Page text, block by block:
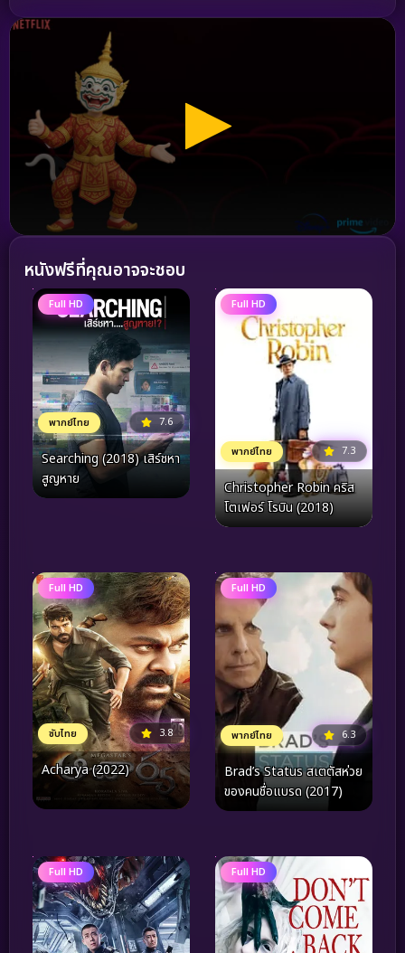
หนังฟรีที่คุณอาจจะชอบ
Full HD
พากย์ไทย 7.6
Searching (2018) เสิร์ชหา
สูญหาย
Full HD
พากย์ไทย 7.3
Christopher Robin คริส
โตเฟอร์ โรบิน (2018)
Full HD
ซับไทย 3.8
Acharya (2022)
Full HD
พากย์ไทย 6.3
Brad’s Status สเตตัสห่วย
ของคนชื่อแบรด (2017)
Full HD Full HD